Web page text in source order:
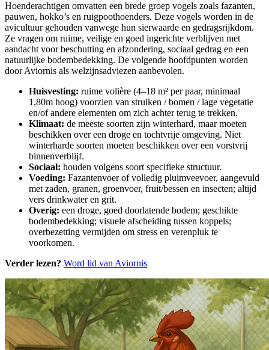
Hoenderachtigen omvatten een brede groep vogels zoals fazanten,
pauwen, hokko’s en ruigpoothoenders. Deze vogels worden in de
avicultuur gehouden vanwege hun sierwaarde en gedragsrijkdom.
Ze vragen om ruime, veilige en goed ingerichte verblijven met
aandacht voor beschutting en afzondering, sociaal gedrag en een
natuurlijke bodembedekking. De volgende hoofdpunten worden
door Aviornis als welzijnsadviezen aanbevolen.
Huisvesting: ruime volière (4–18 m² per paar, minimaal
1,80m hoog) voorzien van struiken / bomen / lage vegetatie
en/of andere elementen om zich achter terug te trekken.
Klimaat: de meeste soorten zijn winterhard, maar moeten
beschikken over een droge en tochtvrije omgeving. Niet
winterharde soorten moeten beschikken over een vorstvrij
binnenverblijf.
Sociaal: houden volgens soort specifieke structuur.
Voeding: Fazantenvoer of volledig pluimveevoer, aangevuld
met zaden, granen, groenvoer, fruit/bessen en insecten; altijd
vers drinkwater en grit.
Overig: een droge, goed doorlatende bodem; geschikte
bodembedekking; visuele afscheiding tussen koppels;
overbezetting vermijden om stress en verenpluk te
voorkomen.
Verder lezen? Word lid van Aviornis